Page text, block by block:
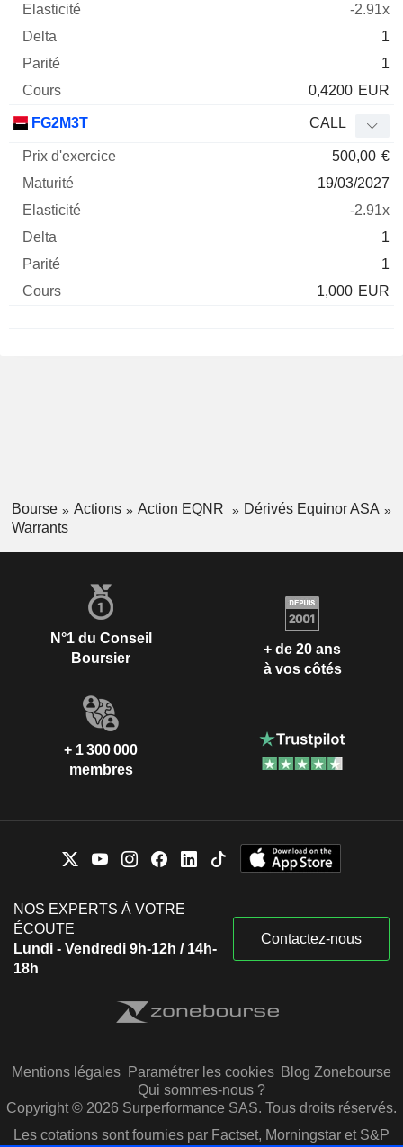
-2.91x
1
1
0,4200 EUR
FG2M3T CALL
500,00 €
19/03/2027
-2.91x
1
1
1,000 EUR
Bourse Actions Action EQNR
Dérivés Equinor ASA
Warrants
N°1 du Conseil
Boursier
+ de 20 ans
à vos côtés
+ 1 300 000
membres
NOS EXPERTS À VOTRE
ÉCOUTE
Lundi - Vendredi 9h-12h / 14h-
18h
Contactez-nous
Mentions légales Paramétrer les cookies Blog Zonebourse
Qui sommes-nous ?
Copyright © 2026 Surperformance SAS. Tous droits réservés.
Les cotations sont fournies par Factset, Morningstar et S&P